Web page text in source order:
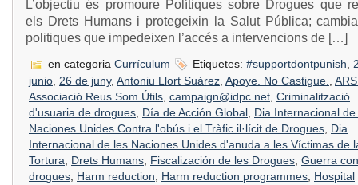
L’objectiu és promoure Polítiques sobre Drogues que
els Drets Humans i protegeixin la Salut Pública;
politiques que impedeixen l’accés a intervencions de […]
en categoria Currículum Etiquetes: #supportdontpunish
junio, 26 de juny, Antoniu Llort Suárez, Apoye. No Castigue.,
Associació Reus Som Útils, campaign@idpc.net, Criminalització
d'usuaria de drogues, Día de Acción Global, Dia Internacional de
Naciones Unides Contra l'obús i el Tràfic il·lícit de Drogues, Dia
Internacional de les Naciones Unides d'anuda a les Víctimas de
Tortura, Drets Humans, Fiscalización de les Drogues, Guerra
drogues, Harm reduction, Harm reduction programmes, Hospital